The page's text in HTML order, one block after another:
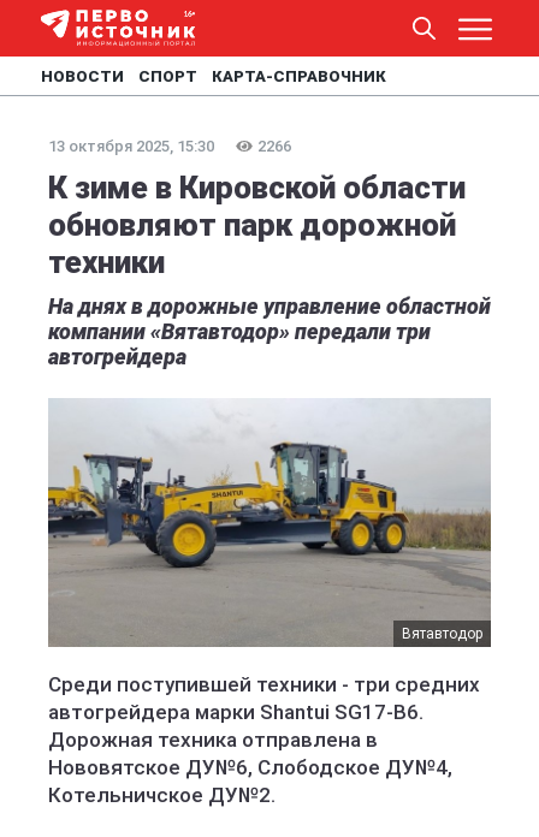
НОВОСТИ СПОРТ КАРТА-СПРАВОЧНИК
13 октября 2025, 15:30 2266
К зиме в Кировской области
обновляют парк дорожной
техники
На днях в дорожные управление областной
компании «Вятавтодор» передали три
автогрейдера
Вятавтодор
Среди поступившей техники - три средних
автогрейдера марки Shantui SG17-B6.
Дорожная техника отправлена в
Нововятское ДУ№6, Слободское ДУ№4,
Котельничское ДУ№2.